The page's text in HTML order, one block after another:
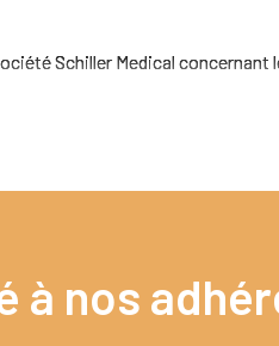
Schiller Medical concernant
à nos